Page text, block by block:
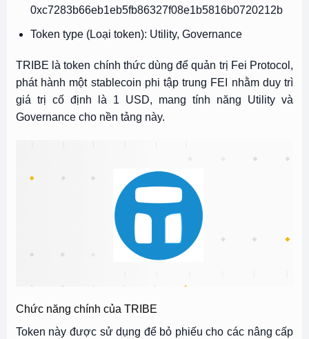
0xc7283b66eb1eb5fb86327f08e1b5816b0720212b
Token type (Loại token): Utility, Governance
TRIBE là token chính thức dùng để quản trị Fei Protocol,
phát hành một stablecoin phi tập trung FEI nhằm duy trì
giá trị cố định là 1 USD, mang tính năng Utility và
Governance cho nền tảng này.
Chức năng chính của TRIBE
Token này được sử dụng để bỏ phiếu cho các nâng cấp